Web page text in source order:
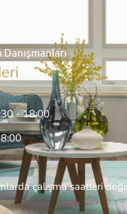
Danışmanları
- 18:00
çalışma saatleri